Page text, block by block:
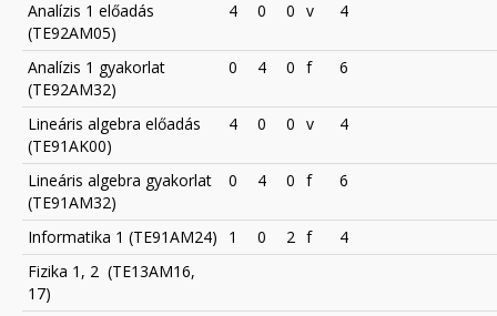
Analízis 1 előadás
(TE92AM05)
4 0 0 v 4
Analízis 1 gyakorlat
(TE92AM32)
0 4 0 f 6
Lineáris algebra előadás
(TE91AK00)
4 0 0 v 4
Lineáris algebra gyakorlat
(TE91AM32)
0 4 0 f 6
Informatika 1 (TE91AM24) 1 0 2 f
4
Fizika 1, 2 (TE13AM16,
17)